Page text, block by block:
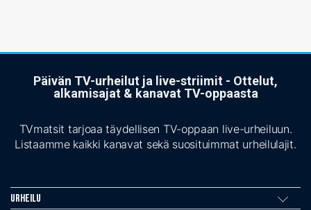
Päivän TV-urheilut ja live-striimit - Ottelut,
alkamisajat & kanavat TV-oppaasta
TVmatsit tarjoaa täydellisen TV-oppaan live-urheiluun.
Listaamme kaikki kanavat sekä suosituimmat urheilulajit.
Urheilu